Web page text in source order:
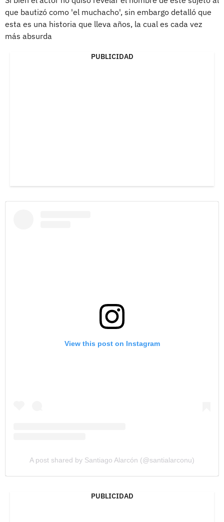
que bautizó como 'el muchacho', sin embargo detalló que
esta es una historia que lleva años, la cual es cada vez
más absurda
PUBLICIDAD
View this post on Instagram
A post shared by Santiago Alarcón (@santialarconu)
PUBLICIDAD